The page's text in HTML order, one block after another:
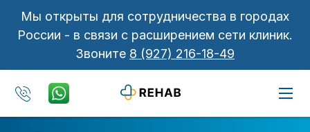
Мы открыты для сотрудничества в городах
России - в связи с расширением сети клиник.
Звоните 8 (927) 216-18-49